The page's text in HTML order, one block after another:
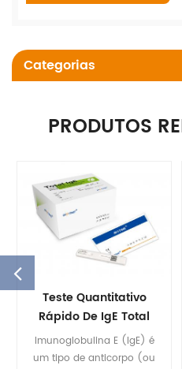
Categorias
PRODUTOS
Teste Quantitativo
Rápido De IgE Total
Imunoglobulina E (IgE) é
um tipo de anticorpo (ou